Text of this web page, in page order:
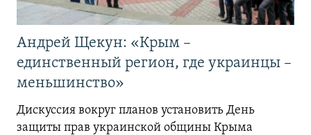
Андрей Щекун: «Крым –
единственный регион, где украинцы –
меньшинство»
Дискуссия вокруг планов установить День
защиты прав украинской общины Крыма